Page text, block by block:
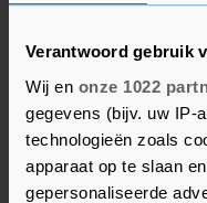
Verantwoord gebruik
Wij en onze 1022
gegevens (bijv. uw IP-
technologieën zoals
apparaat op te slaan
gepersonaliseerde